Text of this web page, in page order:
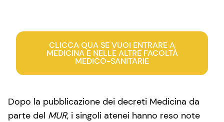
CLICCA QUA SE VUOI ENTRARE A
MEDICINA E NELLE ALTRE FACOLTÀ
MEDICO-SANITARIE
Dopo la pubblicazione dei decreti Medicina da
parte del MUR, i singoli atenei hanno reso note